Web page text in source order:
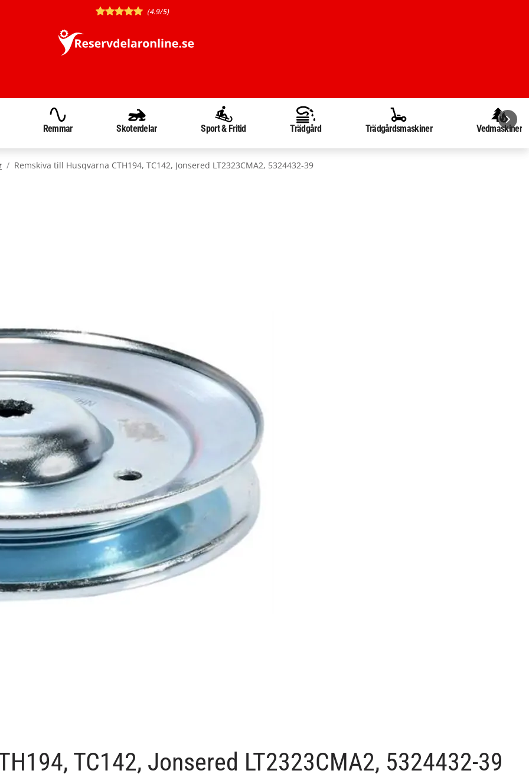
(4.9/5)
Remmar Skoterdelar Sport & Fritid Trädgård Trädgårdsmaskiner Vedmaskiner
Remskiva till Husqvarna CTH194, TC142, Jonsered LT2323CMA2, 5324432-39
TC142, Jonsered LT2323CMA2, 5324432-39